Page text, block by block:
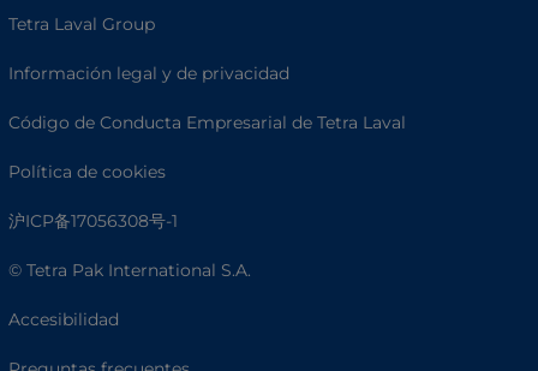
Tetra Laval Group
Información legal y de privacidad
Código de Conducta Empresarial de Tetra Laval
Política de cookies
沪ICP备17056308号-1
© Tetra Pak International S.A.
Accesibilidad